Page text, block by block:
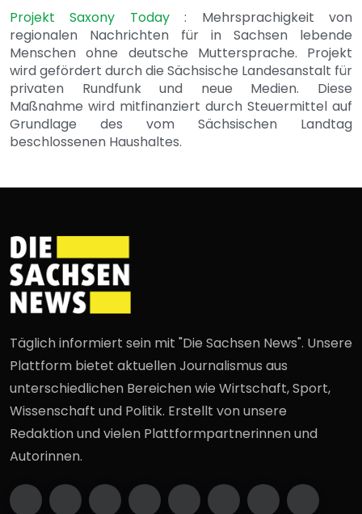
Projekt Saxony Today: Mehrsprachigkeit von
regionalen Nachrichten für in Sachsen lebende
Menschen ohne deutsche Muttersprache. Projekt
wird gefördert durch die Sächsische Landesanstalt für
privaten Rundfunk und neue Medien. Diese
Maßnahme wird mitfinanziert durch Steuermittel auf
Grundlage des vom Sächsischen Landtag
beschlossenen Haushaltes.
Täglich informiert sein mit "Die Sachsen News". Unsere
Plattform bietet aktuellen Journalismus aus
unterschiedlichen Bereichen wie Wirtschaft, Sport,
Wissenschaft und Politik. Erstellt von unsere
Redaktion und vielen Plattformpartnerinnen und
Autorinnen.